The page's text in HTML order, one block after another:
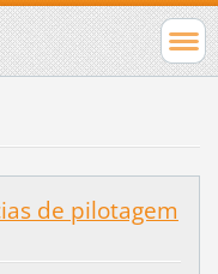
de pilotagem